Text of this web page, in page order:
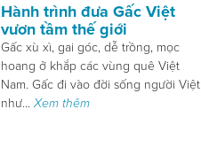
Hành trình đưa Gấc Việt
vươn tầm thế giới
Gấc xù xì, gai góc, dễ trồng, mọc
hoang ở khắp các vùng quê Việt
Nam. Gấc đi vào đời sống người Việt
như...Xem thêm